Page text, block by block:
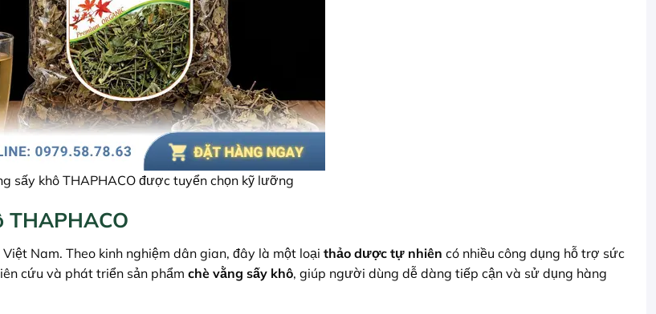
sấy khô THAPHACO được tuyển chọn kỹ lưỡng
THAPHACO
Nam. Theo kinh nghiệm dân gian, đây là một loại thảo dược tự nhiên có nhiều công dụng hỗ trợ sức
cứu và phát triển sản phẩm chè vằng sấy khô, giúp người dùng dễ dàng tiếp cận và sử dụng hàng